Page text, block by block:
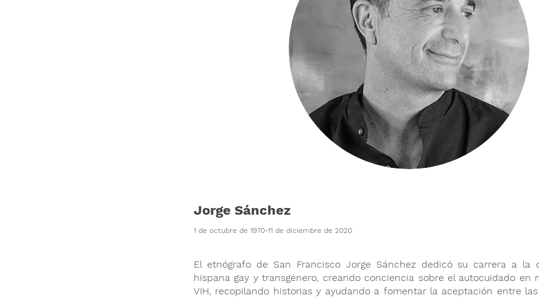
Jon Gama
Jorge Sánchez
1 de octubre de 1970-11 de diciembre de 2020
El etnógrafo de San Francisco Jorge Sánchez dedicó su carrera a la
hispana gay y transgénero, creando conciencia sobre el autocuidado en
VIH, recopilando historias y ayudando a fomentar la aceptación entre